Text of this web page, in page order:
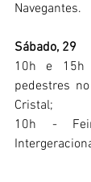
Navegantes.
Sábado, 29
10h e 15h
pedestres
Cristal;
10h -